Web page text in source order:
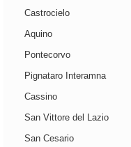
Castrocielo
Aquino
Pontecorvo
Pignataro Interamna
Cassino
San Vittore del Lazio
San Cesario